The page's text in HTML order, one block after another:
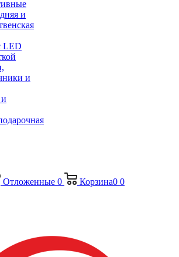
и
LED
и
Отложенные 0 Корзина0 0